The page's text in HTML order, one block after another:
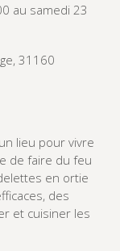
au samedi 23
31160
lieu pour vivre
de faire du feu
en ortie
des
et cuisiner les